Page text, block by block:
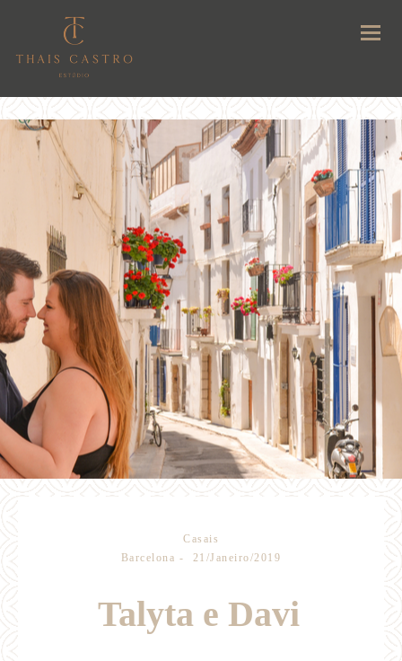
Casais
Barcelona
21/Janeiro/2019
Talyta e Davi